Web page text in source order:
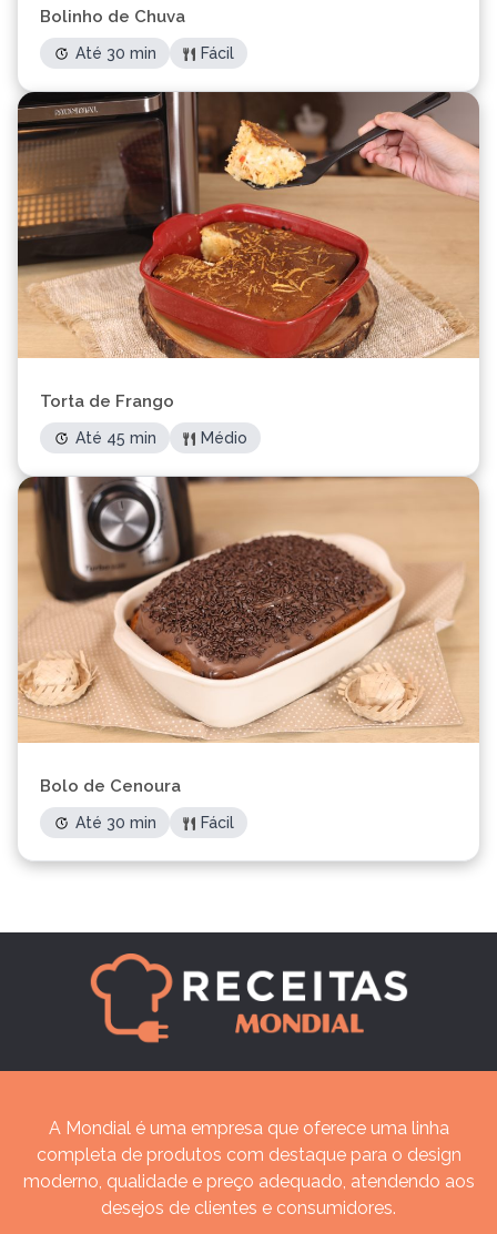
Bolinho de Chuva
Até 30 min Fácil
Torta de Frango
Até 45 min Médio
Bolo de Cenoura
Até 30 min Fácil
A Mondial é uma empresa que oferece uma linha
completa de produtos com destaque para o design
moderno, qualidade e preço adequado, atendendo aos
desejos de clientes e consumidores.